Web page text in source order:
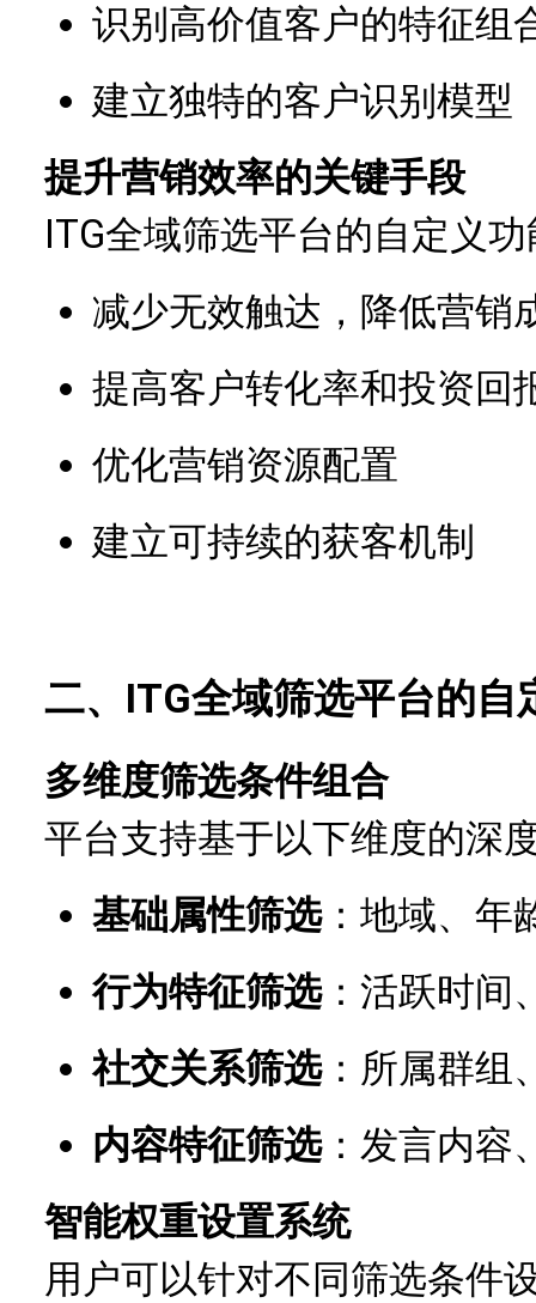
识别高价值客户的特征组
建立独特的客户识别模型
提升营销效率的关键手段
ITG全域筛选平台的自定义
减少无效触达，降低营销
提高客户转化率和投资回
优化营销资源配置
建立可持续的获客机制
二、ITG全域筛选平台的自
多维度筛选条件组合
平台支持基于以下维度的深
基础属性筛选：地域、年
行为特征筛选：活跃时间
社交关系筛选：所属群组
内容特征筛选：发言内容
智能权重设置系统
用户可以针对不同筛选条件